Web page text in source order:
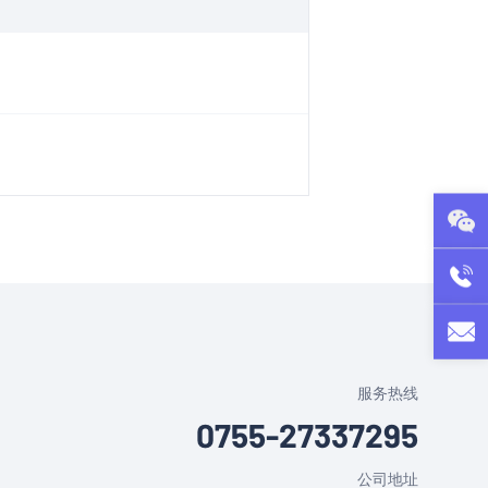
服务热线
0755-27337295
公司地址